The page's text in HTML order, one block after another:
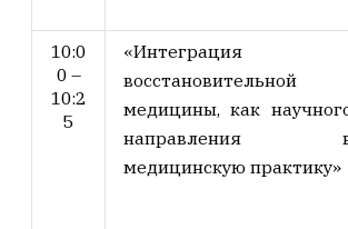
10:0
0 –
10:2
5
«Интеграция
восстановительной
медицины, как
направления
медицинскую практику»